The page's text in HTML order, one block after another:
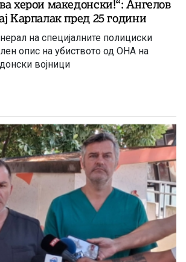
херои македонски!“: Ангелов
Карпалак пред 25 години
на специјалните полициски
опис на убиството од ОНА на
војници